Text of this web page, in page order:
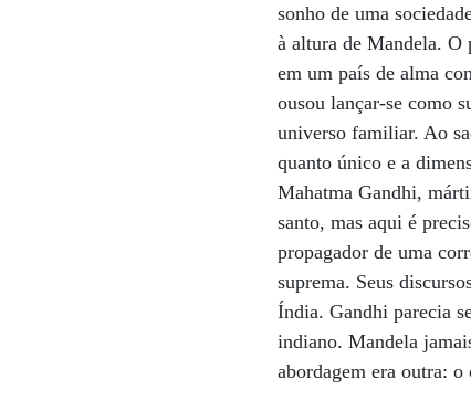
sonho de uma
à altura de Mandela. O
em um país de alma
ousou lançar-se como
universo familiar. Ao
quanto único e a
Mahatma Gandhi,
santo, mas aqui é
propagador de uma
suprema. Seus
Índia. Gandhi parecia
indiano. Mandela
abordagem era outra: